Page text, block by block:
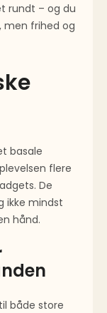
rundt – og du
men frihed og
basale
flere
De
ikke mindst
hånd.
både store